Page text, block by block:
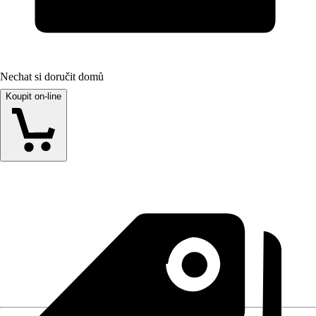
Nechat si doručit domů
Koupit on-line